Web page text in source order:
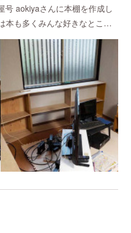
号 aokiyaさんに本棚を作成し
本も多くみんな好きなとこ…